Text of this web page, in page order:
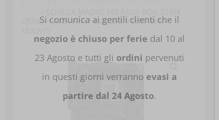
X870E-H AM5 WIFI7 4XDDR5 90MB1M90-
Si comunica ai gentili clienti che il
negozio è chiuso per ferie dal 10 al
23 Agosto e tutti gli ordini pervenuti
in questi giorni verranno evasi a
partire dal 24 Agosto.